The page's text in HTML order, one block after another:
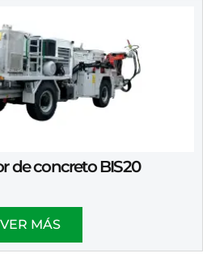
de concreto BIS20
VER MÁS